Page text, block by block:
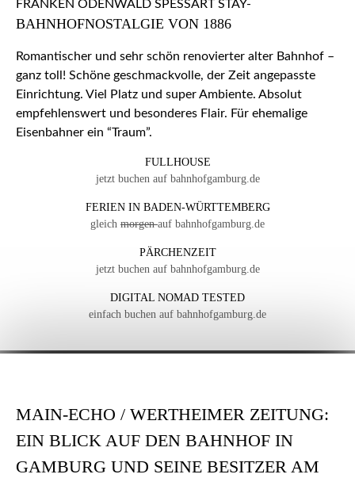
BAHNHOFNOSTALGIE VON 1886
Romantischer und sehr schön renovierter alter Bahnhof –
ganz toll! Schöne geschmackvolle, der Zeit angepasste
Einrichtung. Viel Platz und super Ambiente. Absolut
empfehlenswert und besonderes Flair. Für ehemalige
Eisenbahner ein “Traum”.
FULLHOUSE
jetzt buchen auf bahnhofgamburg.de
FERIEN IN BADEN-WÜRTTEMBERG
gleich morgenauf bahnhofgamburg.de
PÄRCHENZEIT
jetzt buchen auf bahnhofgamburg.de
DIGITAL NOMAD TESTED
einfach buchen auf bahnhofgamburg.de
MAIN-ECHO / WERTHEIMER ZEITUNG:
EIN BLICK AUF DEN BAHNHOF IN
GAMBURG UND SEINE BESITZER AM